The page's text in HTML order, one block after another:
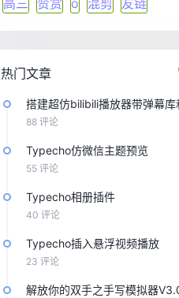
热门文章
搭建超仿bilibili播放器带弹幕库
88 评论
Typecho仿微信主题预览
55 评论
Typecho相册插件
40 评论
Typecho插入悬浮视频播放
23 评论
解放你的双手之手写模拟器